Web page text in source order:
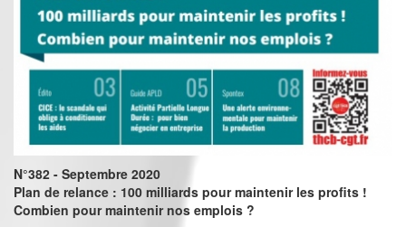
N°382 - Septembre 2020
Plan de relance : 100 milliards pour maintenir les profits !
Combien pour maintenir nos emplois ?